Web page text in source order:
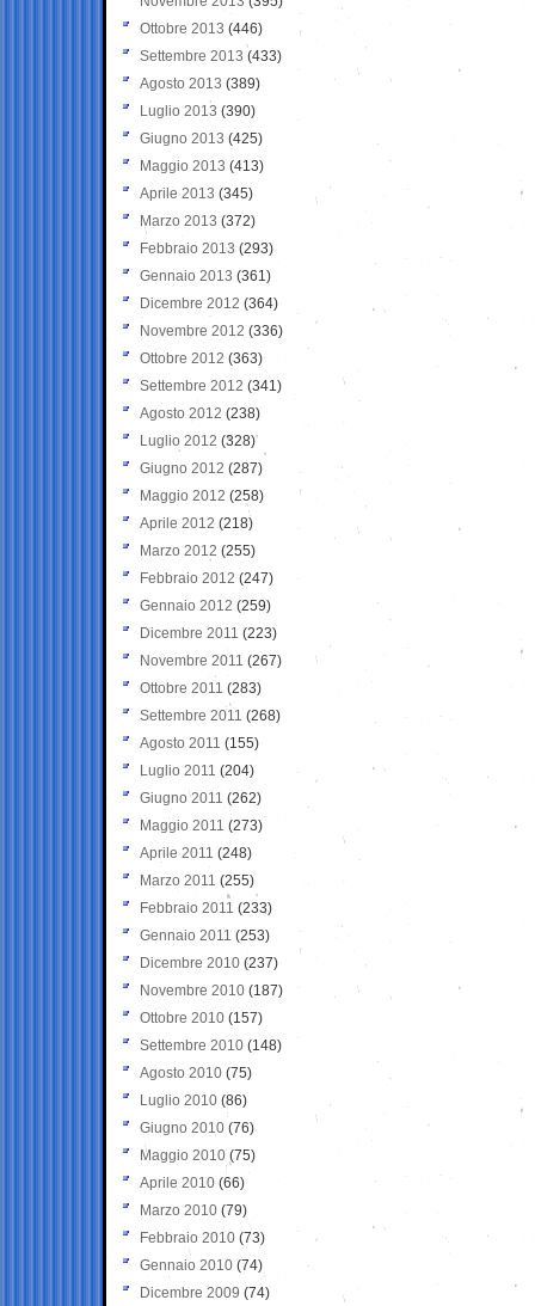
Ottobre 2013 (446)
Settembre 2013 (433)
Agosto 2013 (389)
Luglio 2013 (390)
Giugno 2013 (425)
Maggio 2013 (413)
Aprile 2013 (345)
Marzo 2013 (372)
Febbraio 2013 (293)
Gennaio 2013 (361)
Dicembre 2012 (364)
Novembre 2012 (336)
Ottobre 2012 (363)
Settembre 2012 (341)
Agosto 2012 (238)
Luglio 2012 (328)
Giugno 2012 (287)
Maggio 2012 (258)
Aprile 2012 (218)
Marzo 2012 (255)
Febbraio 2012 (247)
Gennaio 2012 (259)
Dicembre 2011 (223)
Novembre 2011 (267)
Ottobre 2011 (283)
Settembre 2011 (268)
Agosto 2011 (155)
Luglio 2011 (204)
Giugno 2011 (262)
Maggio 2011 (273)
Aprile 2011 (248)
Marzo 2011 (255)
Febbraio 2011 (233)
Gennaio 2011 (253)
Dicembre 2010 (237)
Novembre 2010 (187)
Ottobre 2010 (157)
Settembre 2010 (148)
Agosto 2010 (75)
Luglio 2010 (86)
Giugno 2010 (76)
Maggio 2010 (75)
Aprile 2010 (66)
Marzo 2010 (79)
Febbraio 2010 (73)
Gennaio 2010 (74)
Dicembre 2009 (74)